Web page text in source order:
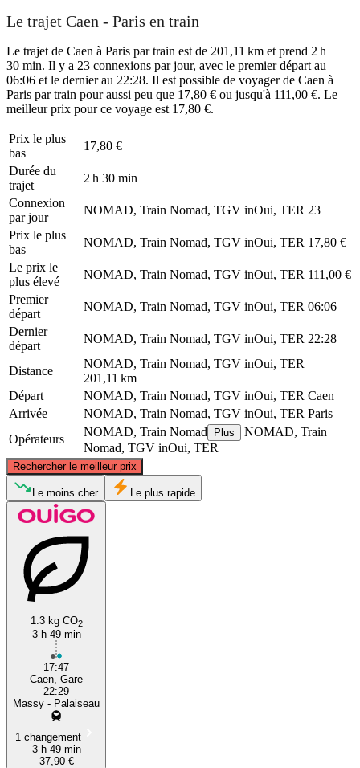
Le trajet Caen - Paris en train
Le trajet de Caen à Paris par train est de 201,11 km et prend 2 h
30 min. Il y a 23 connexions par jour, avec le premier départ au
06:06 et le dernier au 22:28. Il est possible de voyager de Caen à
Paris par train pour aussi peu que 17,80 € ou jusqu'à 111,00 €. Le
meilleur prix pour ce voyage est 17,80 €.
Prix ​​le plus
bas
17,80 €
Durée du
trajet
2 h 30 min
Connexion
par jour
NOMAD, Train Nomad, TGV inOui, TER 23
Prix ​​le plus
bas
NOMAD, Train Nomad, TGV inOui, TER 17,80 €
Le prix le
plus élevé
NOMAD, Train Nomad, TGV inOui, TER 111,00 €
Premier
départ
NOMAD, Train Nomad, TGV inOui, TER 06:06
Dernier
départ
NOMAD, Train Nomad, TGV inOui, TER 22:28
Distance
NOMAD, Train Nomad, TGV inOui, TER
201,11 km
Départ
NOMAD, Train Nomad, TGV inOui, TER Caen
Arrivée
NOMAD, Train Nomad, TGV inOui, TER Paris
Opérateurs
NOMAD, Train Nomad Plus
NOMAD, Train
Nomad, TGV inOui, TER
Rechercher le meilleur prix
Caen
© CARTO
Le moins cher Le plus rapide
1.3 kg CO2
3 h 49 min
17:47
Caen, Gare
22:29
Massy - Palaiseau
1 changement
3 h 49 min
37,90 €